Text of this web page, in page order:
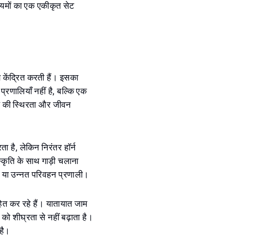
का एक एकीकृत सेट
केंद्रित करती हैं। इसका
नहीं है, बल्कि एक
की स्थिरता और जीवन
है, लेकिन निरंतर हॉर्न
के साथ गाड़ी चलाना
उन्नत परिवहन प्रणाली।
कर रहे हैं। यातायात जाम
शीघ्रता से नहीं बढ़ाता है।